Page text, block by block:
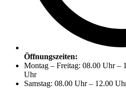
Öffnungszeiten:
Montag – Freitag: 08.00 Uhr –
Uhr
Samstag: 08.00 Uhr – 12.00